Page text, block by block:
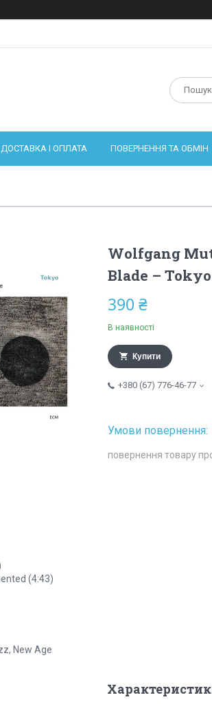
ДОСТАВКА І ОПЛАТА ПОВЕРНЕННЯ ТА ОБМІН
Wolfgang
Blade –
390 ₴
В наявності
Купити
+380 (67) 776-46-77
повернення товару
(4:43)
New Age